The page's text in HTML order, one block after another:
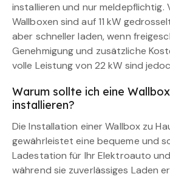
installieren und nur meldepflichtig.
Wallboxen sind auf 11 kW
aber schneller laden, wenn
Genehmigung und zusätzliche
volle Leistung von 22 kW sind
Warum sollte ich eine
installieren?
Die Installation einer Wallbox zu
gewährleistet eine bequeme und
Ladestation für Ihr Elektroauto
während sie zuverlässiges Laden